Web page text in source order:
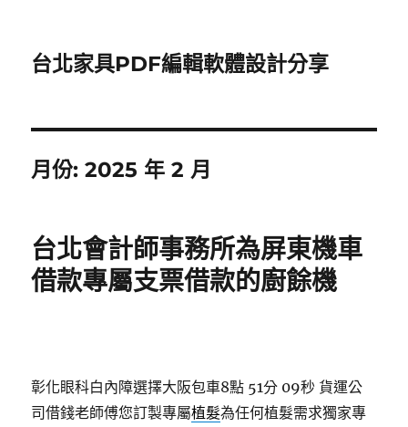
台北家具PDF編輯軟體設計分享
月份:2025 年 2 月
台北會計師事務所為屏東機車
借款專屬支票借款的廚餘機
彰化眼科白內障選擇大阪包車8點 51分 09秒 貨運公
司借錢老師傅您訂製專屬植髮為任何植髮需求獨家專